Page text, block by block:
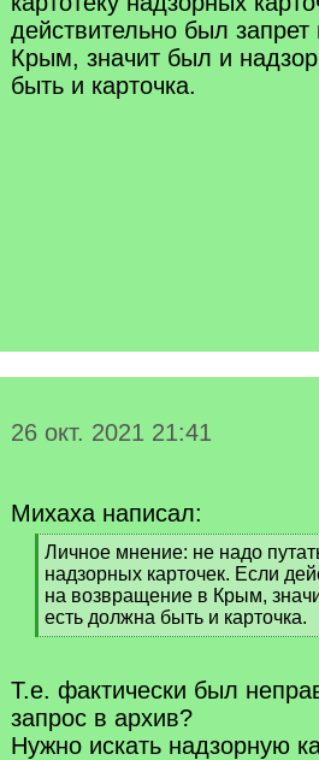
действительно был
Крым, значит был и
быть и карточка.
26 окт. 2021 21:41
Михаха написал:
[
q
]
Личное мнение: не надо
надзорных карточек. Если
на возвращение в Крым,
есть должна быть и карточка.
[
]
Т.е. фактически был
запрос в архив?
Нужно искать надзорную